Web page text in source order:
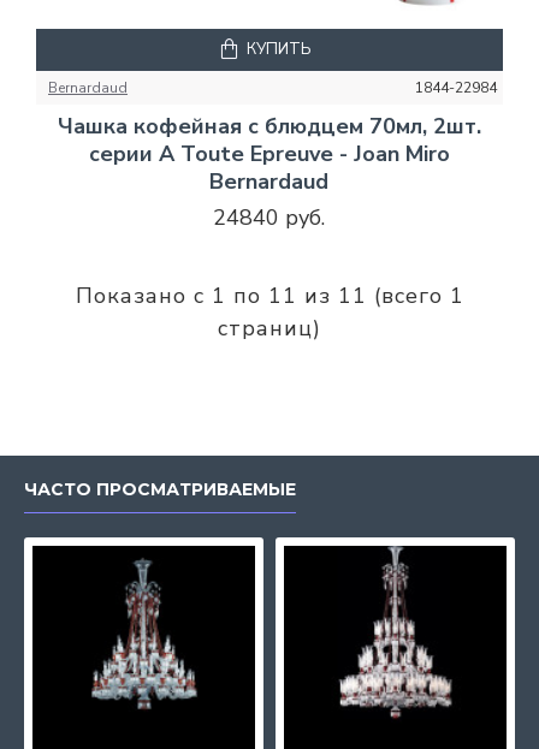
Bernardaud 1844-22984
Чашка кофейная с блюдцем 70мл, 2шт.
серии A Toute Epreuve - Joan Miro
Bernardaud
24840 руб.
КУПИТЬ
Показано с 1 по 11 из 11 (всего 1
страниц)
ЧАСТО ПРОСМАТРИВАЕМЫЕ